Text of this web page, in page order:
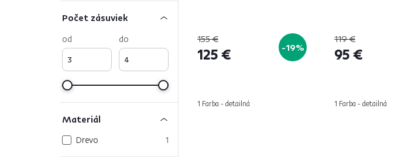
Počet zásuviek
od
do
Materiál
Drevo 1
155 €
125 € -19%
1 Farba - detailná
119 €
95 €
1 Farba - detailná